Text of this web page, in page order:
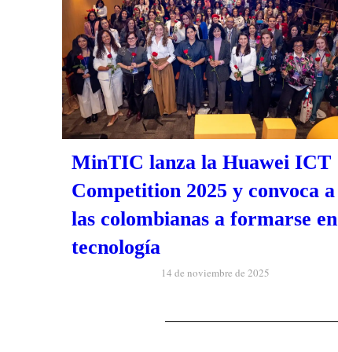
MinTIC lanza la Huawei ICT
Competition 2025 y convoca a
las colombianas a formarse en
tecnología
14 de noviembre de 2025